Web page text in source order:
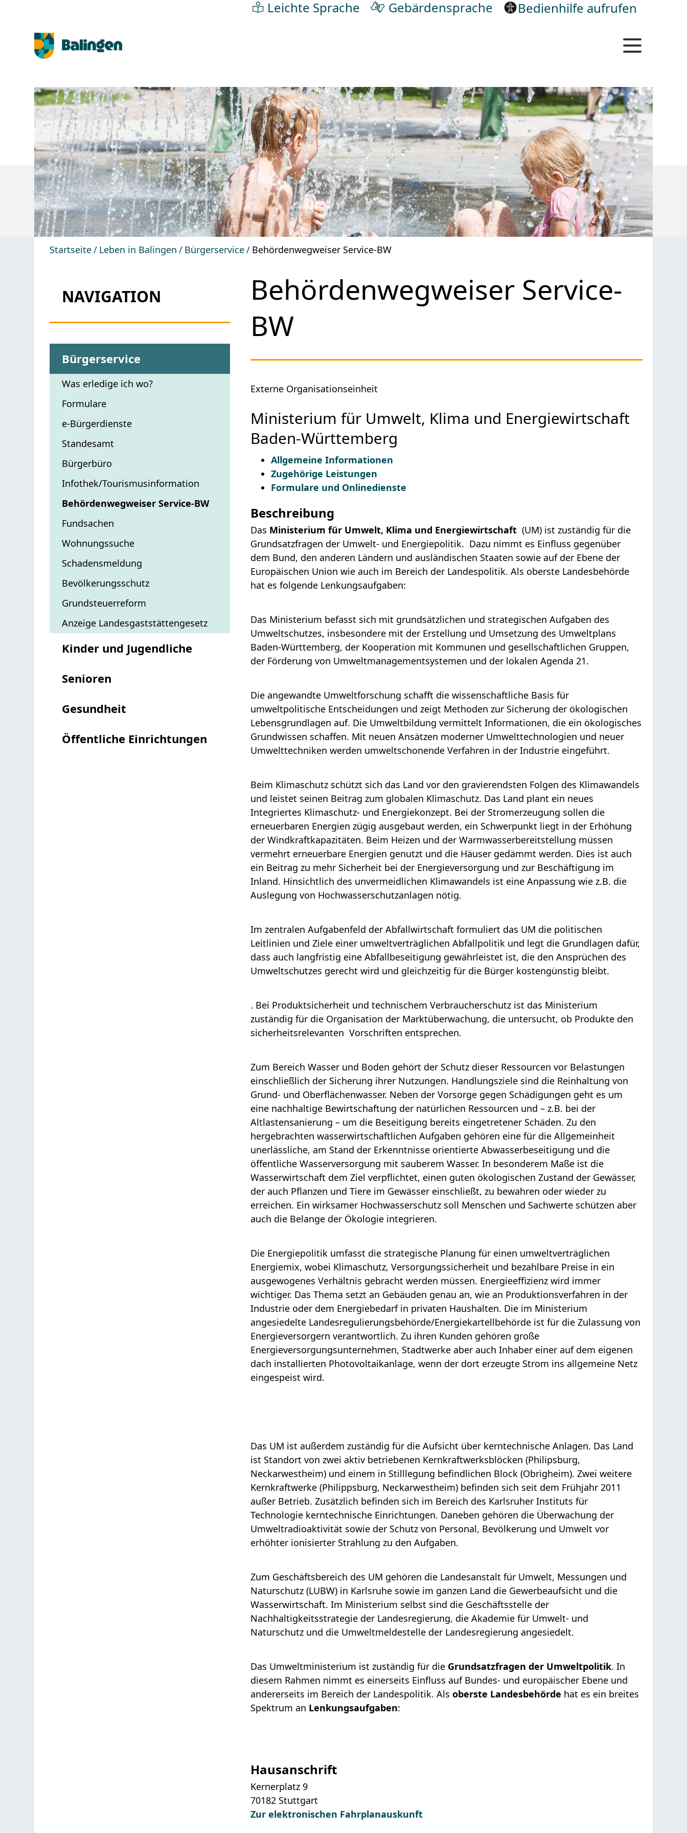
Leichte Sprache Gebärdensprache Bedienhilfe aufrufen
Startseite Leben in Balingen Bürgerservice Behördenwegweiser Service-BW
NAVIGATION
Bürgerservice
Was erledige ich wo?
Formulare
e-Bürgerdienste
Standesamt
Bürgerbüro
Infothek/Tourismusinformation
Behördenwegweiser Service-BW
Fundsachen
Wohnungssuche
Schadensmeldung
Bevölkerungsschutz
Grundsteuerreform
Anzeige Landesgaststättengesetz
Kinder und Jugendliche
Senioren
Gesundheit
Öffentliche Einrichtungen
Behördenwegweiser Service-
BW
Externe Organisationseinheit
Ministerium für Umwelt, Klima und Energiewirtschaft
Baden-Württemberg
Allgemeine Informationen
Zugehörige Leistungen
Formulare und Onlinedienste
Beschreibung
Das Ministerium für Umwelt, Klima und Energiewirtschaft (UM) ist zuständig für die
Grundsatzfragen der Umwelt- und Energiepolitik. Dazu nimmt es Einfluss gegenüber
dem Bund, den anderen Ländern und ausländischen Staaten sowie auf der Ebene der
Europäischen Union wie auch im Bereich der Landespolitik. Als oberste Landesbehörde
hat es folgende Lenkungsaufgaben:
Das Ministerium befasst sich mit grundsätzlichen und strategischen Aufgaben des
Umweltschutzes, insbesondere mit der Erstellung und Umsetzung des Umweltplans
Baden-Württemberg, der Kooperation mit Kommunen und gesellschaftlichen Gruppen,
der Förderung von Umweltmanagementsystemen und der lokalen Agenda 21.
Die angewandte Umweltforschung schafft die wissenschaftliche Basis für
umweltpolitische Entscheidungen und zeigt Methoden zur Sicherung der ökologischen
Lebensgrundlagen auf. Die Umweltbildung vermittelt Informationen, die ein ökologisches
Grundwissen schaffen. Mit neuen Ansätzen moderner Umwelttechnologien und neuer
Umwelttechniken werden umweltschonende Verfahren in der Industrie eingeführt.
Beim Klimaschutz schützt sich das Land vor den gravierendsten Folgen des Klimawandels
und leistet seinen Beitrag zum globalen Klimaschutz. Das Land plant ein neues
Integriertes Klimaschutz- und Energiekonzept. Bei der Stromerzeugung sollen die
erneuerbaren Energien zügig ausgebaut werden, ein Schwerpunkt liegt in der Erhöhung
der Windkraftkapazitäten. Beim Heizen und der Warmwasserbereitstellung müssen
vermehrt erneuerbare Energien genutzt und die Häuser gedämmt werden. Dies ist auch
ein Beitrag zu mehr Sicherheit bei der Energieversorgung und zur Beschäftigung im
Inland. Hinsichtlich des unvermeidlichen Klimawandels ist eine Anpassung wie z.B. die
Auslegung von Hochwasserschutzanlagen nötig.
Im zentralen Aufgabenfeld derAbfallwirtschaft formuliert das UM die politischen
Leitlinien und Ziele einer umweltverträglichen Abfallpolitik und legt die Grundlagen dafür,
dass auch langfristig eine Abfallbeseitigung gewährleistet ist, die den Ansprüchen des
Umweltschutzes gerecht wird und gleichzeitig für die Bürger kostengünstig bleibt.
. Bei Produktsicherheit undtechnischem Verbraucherschutz ist das Ministerium
zuständig für die Organisation der Marktüberwachung, die untersucht, ob Produkte den
sicherheitsrelevanten Vorschriften entsprechen.
Zum BereichWasser und Boden gehört der Schutz dieser Ressourcen vor Belastungen
einschließlich der Sicherung ihrer Nutzungen. Handlungsziele sind die Reinhaltung von
Grund- und Oberflächenwasser. Neben der Vorsorge gegen Schädigungen geht es um
eine nachhaltige Bewirtschaftung der natürlichen Ressourcen und – z.B. bei der
Altlastensanierung – um die Beseitigung bereits eingetretener Schäden. Zu den
hergebrachten wasserwirtschaftlichen Aufgaben gehören eine für die Allgemeinheit
unerlässliche, am Stand der Erkenntnisse orientierte Abwasserbeseitigung und die
öffentliche Wasserversorgung mit sauberem Wasser. In besonderem Maße ist die
Wasserwirtschaft dem Ziel verpflichtet, einen guten ökologischen Zustand der Gewässer,
der auch Pflanzen und Tiere im Gewässer einschließt, zu bewahren oder wieder zu
erreichen. Ein wirksamer Hochwasserschutz soll Menschen und Sachwerte schützen aber
auch die Belange der Ökologie integrieren.
Die Energiepolitik umfasst die strategische Planung für einen umweltverträglichen
Energiemix, wobei Klimaschutz, Versorgungssicherheit und bezahlbare Preise in ein
ausgewogenes Verhältnis gebracht werden müssen. Energieeffizienz wird immer
wichtiger. Das Thema setzt an Gebäuden genau an, wie an Produktionsverfahren in der
Industrie oder dem Energiebedarf in privaten Haushalten. Die im Ministerium
angesiedelte Landesregulierungsbehörde/Energiekartellbehörde ist für die Zulassung von
Energieversorgern verantwortlich. Zu ihren Kunden gehören große
Energieversorgungsunternehmen, Stadtwerke aber auch Inhaber einer auf dem eigenen
dach installierten Photovoltaikanlage, wenn der dort erzeugte Strom ins allgemeine Netz
eingespeist wird.
Das UM ist außerdem zuständig für dieAufsicht über kerntechnische Anlagen. Das Land
ist Standort von zwei aktiv betriebenen Kernkraftwerksblöcken (Philipsburg,
Neckarwestheim) und einem in Stilllegung befindlichen Block (Obrigheim). Zwei weitere
Kernkraftwerke (Philippsburg, Neckarwestheim) befinden sich seit dem Frühjahr 2011
außer Betrieb. Zusätzlich befinden sich im Bereich des Karlsruher Instituts für
Technologie kerntechnische Einrichtungen. Daneben gehören die Überwachung der
Umweltradioaktivität sowie der Schutz von Personal, Bevölkerung und Umwelt vor
erhöhter ionisierter Strahlung zu den Aufgaben.
Zum Geschäftsbereich des UM gehören die Landesanstalt für Umwelt, Messungen und
Naturschutz (LUBW) in Karlsruhe sowie im ganzen Land die Gewerbeaufsicht und die
Wasserwirtschaft. Im Ministerium selbst sind die Geschäftsstelle der
Nachhaltigkeitsstrategie der Landesregierung, die Akademie für Umwelt- und
Naturschutz und die Umweltmeldestelle der Landesregierung angesiedelt.
Das Umweltministerium ist zuständig für die Grundsatzfragen der Umweltpolitik. In
diesem Rahmen nimmt es einerseits Einfluss auf Bundes- und europäischer Ebene und
andererseits im Bereich der Landespolitik. Alsoberste Landesbehörde hat es ein breites
Spektrum an Lenkungsaufgaben:
Hausanschrift
Kernerplatz 9
70182 Stuttgart
Zur elektronischen Fahrplanauskunft